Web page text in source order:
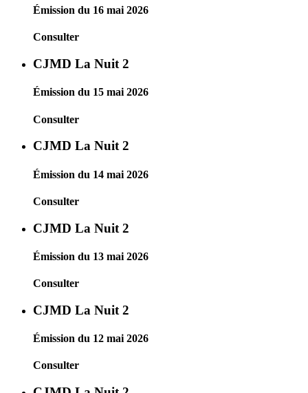
Émission du 16 mai 2026
Consulter
CJMD La Nuit 2
Émission du 15 mai 2026
Consulter
CJMD La Nuit 2
Émission du 14 mai 2026
Consulter
CJMD La Nuit 2
Émission du 13 mai 2026
Consulter
CJMD La Nuit 2
Émission du 12 mai 2026
Consulter